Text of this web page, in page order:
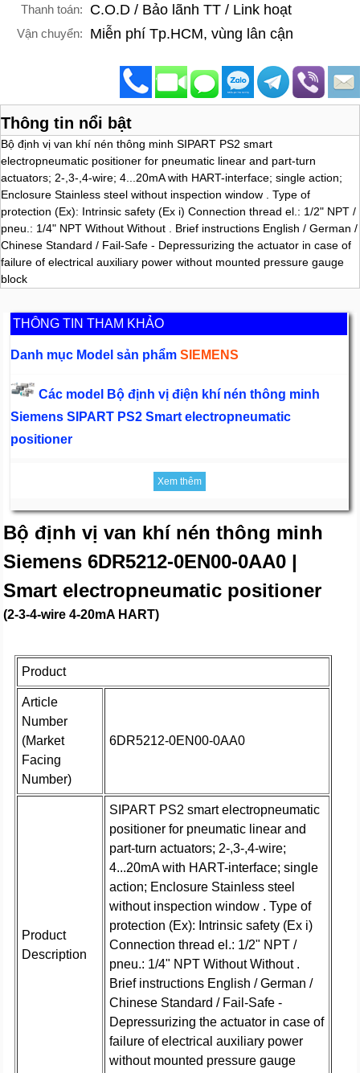
Thanh toán: C.O.D / Bảo lãnh TT / Link hoạt
Vận chuyển: Miễn phí Tp.HCM, vùng lân cận
Thông tin nổi bật
Bộ định vị van khí nén thông minh SIPART PS2 smart
electropneumatic positioner for pneumatic linear and part-turn
actuators; 2-,3-,4-wire; 4...20mA with HART-interface; single action;
Enclosure Stainless steel without inspection window . Type of
protection (Ex): Intrinsic safety (Ex i) Connection thread el.: 1/2" NPT /
pneu.: 1/4" NPT Without Without . Brief instructions English / German /
Chinese Standard / Fail-Safe - Depressurizing the actuator in case of
failure of electrical auxiliary power without mounted pressure gauge
block
THÔNG TIN THAM KHẢO
Danh mục Model sản phẩmSIEMENS
Các model Bộ định vị điện khí nén thông minh
Siemens SIPART PS2 Smart electropneumatic
positioner
Xem thêm
Bộ định vị van khí nén thông minh
Siemens 6DR5212-0EN00-0AA0 |
Smart electropneumatic positioner
(2-3-4-wire 4-20mA HART)
Product
Article
Number
(Market
Facing
Number)
6DR5212-0EN00-0AA0
Product
Description
SIPART PS2 smart electropneumatic
positioner for pneumatic linear and
part-turn actuators; 2-,3-,4-wire;
4...20mA with HART-interface; single
action; Enclosure Stainless steel
without inspection window . Type of
protection (Ex): Intrinsic safety (Ex i)
Connection thread el.: 1/2" NPT /
pneu.: 1/4" NPT Without Without .
Brief instructions English / German /
Chinese Standard / Fail-Safe -
Depressurizing the actuator in case of
failure of electrical auxiliary power
without mounted pressure gauge